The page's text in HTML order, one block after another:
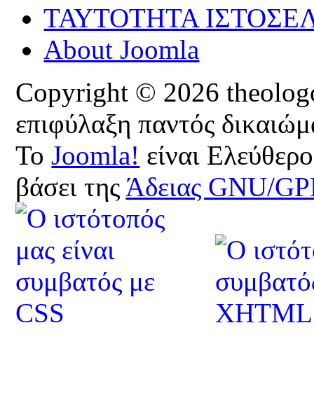
ΤΑΥΤΟΤΗΤΑ
About Joomla
Copyright © 2026
επιφύλαξη παντός
ΤοJoomla! είναι
βάσει της Άδειας GNU/